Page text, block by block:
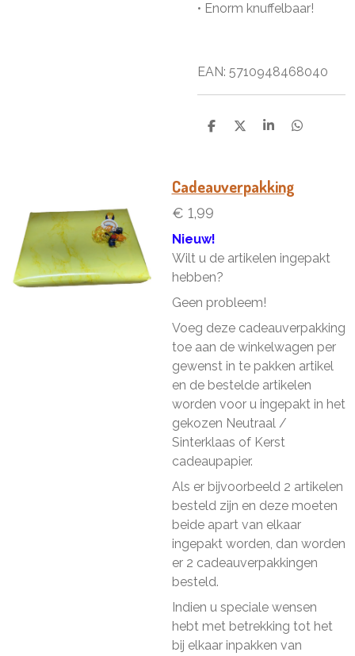
• Enorm knuffelbaar!
EAN: 5710948468040
D
D
S
e
D
Cadeauverpakking
€ 1,99
Nieuw!
Wilt u de artikelen ingepakt
hebben?
Geen probleem!
Voeg deze cadeauverpakking
toe aan de winkelwagen per
gewenst in te pakken artikel
en de bestelde artikelen
worden voor u ingepakt in het
gekozen Neutraal /
Sinterklaas of Kerst
cadeaupapier.
Als er bijvoorbeeld 2 artikelen
besteld zijn en deze moeten
beide apart van elkaar
ingepakt worden, dan worden
er 2 cadeauverpakkingen
besteld.
Indien u speciale wensen
hebt met betrekking tot het
bij elkaar inpakken van